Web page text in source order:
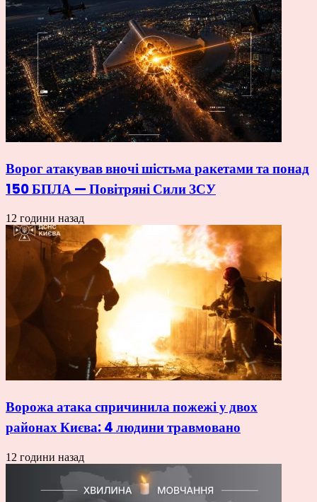
Ворог атакував вночі шістьма ракетами та понад
150 БПЛА — Повітряні Сили ЗСУ
12 години назад
Ворожа атака спричинила пожежі у двох
районах Києва: 4 людини травмовано
12 години назад